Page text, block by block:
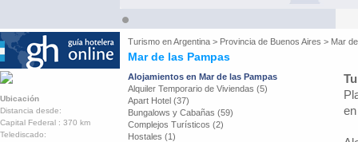
Turismo enArgentina > Provincia de Buenos Aires > Mar
Mar de las Pampas
Ubicación
Distancia desde:
Capital Federal : 370 km
Telediscado:
Alojamientos en Mar de las Pampas
Alquiler Temporario de Viviendas (5)
Apart Hotel (37)
Bungalows y Cabañas (59)
Complejos Turísticos (2)
Hostales (1)